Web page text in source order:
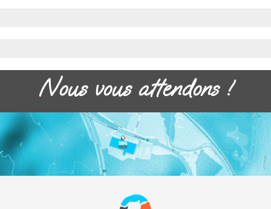
Nous vous attendons !